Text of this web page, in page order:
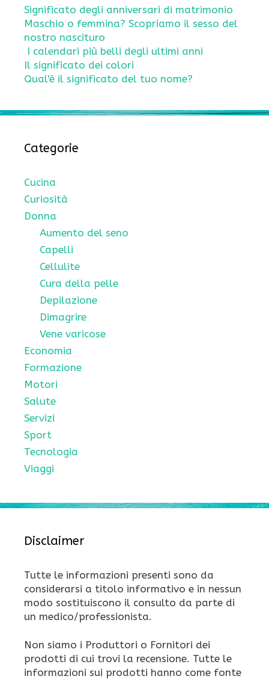
Significato degli anniversari di matrimonio
Maschio o femmina? Scopriamo il sesso del
nostro nascituro
I calendari più belli degli ultimi anni
Il significato dei colori
Qual'è il significato del tuo nome?
Categorie
Cucina
Curiosità
Donna
Aumento del seno
Capelli
Cellulite
Cura della pelle
Depilazione
Dimagrire
Vene varicose
Economia
Formazione
Motori
Salute
Servizi
Sport
Tecnologia
Viaggi
Disclaimer
Tutte le informazioni presenti sono da
considerarsi a titolo informativo e in nessun
modo sostituiscono il consulto da parte di
un medico/professionista.
Non siamo i Produttori o Fornitori dei
prodotti di cui trovi la recensione. Tutte le
informazioni sui prodotti hanno come fonte